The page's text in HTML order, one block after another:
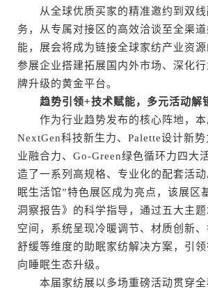
从全球优质买家的精准邀约到双线
务，从专属对接区的高效洽谈至全渠
能，展会将成为链接全球家纺产业资
参展企业搭建拓展国内外市场、深化
牌升级的黄金平台。
趋势引领+技术赋能，多元活动解
作为行业趋势发布的核心阵地，本
NextGen科技新生力、Palette设计新
业融合力、Go-Green绿色循环力四大
造了一系列高规格、专业化的配套活
眠生活馆”特色展区成为亮点，该展区
洞察报告》的科学指导，通过五大主
空间，系统呈现冷暖调节、材质创新
舒缓等维度的助眠家纺解决方案，引
向睡眠生态升级。
本届家纺展以多场重磅活动贯穿全